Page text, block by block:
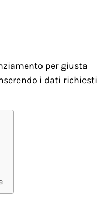
per giusta
i dati richiesti